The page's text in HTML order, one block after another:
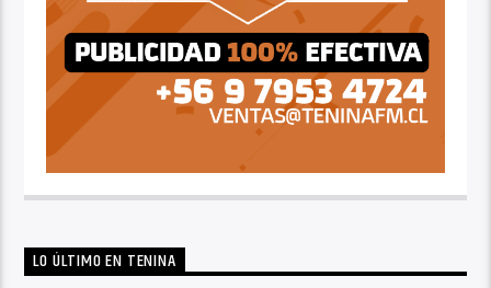
LO ÚLTIMO EN TENINA